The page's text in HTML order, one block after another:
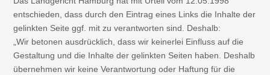
entschieden, dass durch den Eintrag eines Links die Inhalte der
gelinkten Seite ggf. mit zu verantworten sind. Deshalb:
„Wir betonen ausdrücklich, dass wir keinerlei Einfluss auf die
Gestaltung und die Inhalte der gelinkten Seiten haben. Deshalb
übernehmen wir keine Verantwortung oder Haftung für die